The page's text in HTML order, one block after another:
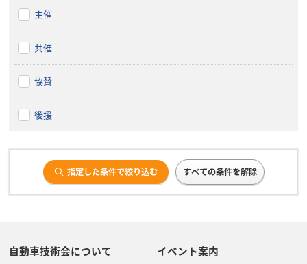
主催
共催
協賛
後援
指定した条件で絞り込む すべての条件を解除
自動車技術会について イベント案内